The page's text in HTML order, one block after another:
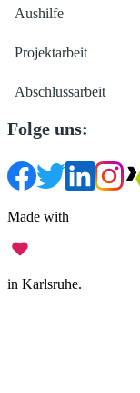
Aushilfe
Projektarbeit
Abschlussarbeit
Folge uns:
Made with
in Karlsruhe.